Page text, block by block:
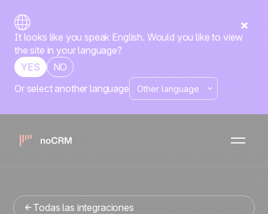
It looks like you speak English. Would you like to view
the site in your language?
YES
NO
Or select another language
Nativa
ZapierxnoCRM
¿Buscas una herramienta de gestion de ventas que se
Todas las integraciones